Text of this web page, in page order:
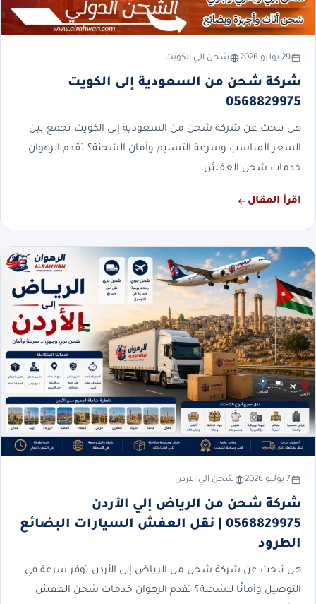
29 يوليو 2026 شحن الي الكويت
شركة شحن من السعودية إلى الكويت
0568829975
هل تبحث عن شركة شحن من السعودية إلى الكويت تجمع بين
السعر المناسب وسرعة التسليم وأمان الشحنة؟ تقدم الرهوان
خدمات شحن العفش…
اقرأ المقال
7 يوليو 2026 شحن الي الاردن
شركة شحن من الرياض إلي الأردن
0568829975 | نقل العفش السيارات البضائع
الطرود
هل تبحث عن شركة شحن من الرياض إلى الأردن توفر سرعة في
التوصيل وأمانًا للشحنة؟ تقدم الرهوان خدمات شحن العفش